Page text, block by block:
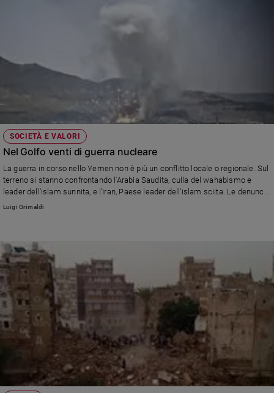
SOCIETÀ E VALORI
Nel Golfo venti di guerra nucleare
La guerra in corso nello Yemen non è più un conflitto locale o regionale. Sul
terreno si stanno confrontando l'Arabia Saudita, culla del wahabismo e
leader dell'islam sunnita, e l'Iran, Paese leader dell'islam sciita. Le denunce:
bombardamenti con ordigni a grappolo e mini-bombe nucleari tattiche. Lo
all'Iran».
Luigi Grimaldi